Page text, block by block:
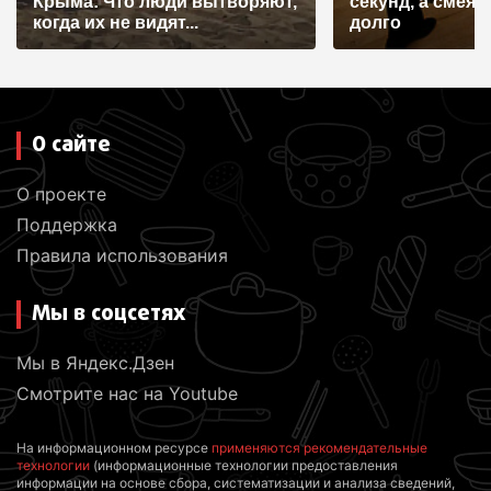
якогда их не видят...
долго
О сайте
О проекте
Поддержка
Правила использования
Мы в соцсетях
Мы в Яндекс.Дзен
Смотрите нас на Youtube
На информационном ресурсе применяются рекомендательные
технологии (информационные технологии предоставления
информации на основе сбора, систематизации и анализа сведений,